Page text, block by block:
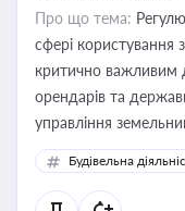
Про що тема:
сфері користування
критично важливим
орендарів та
управління
Будівельна